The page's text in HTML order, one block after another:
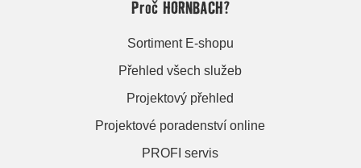
Proč HORNBACH?
Sortiment E-shopu
Přehled všech služeb
Projektový přehled
Projektové poradenství online
PROFI servis